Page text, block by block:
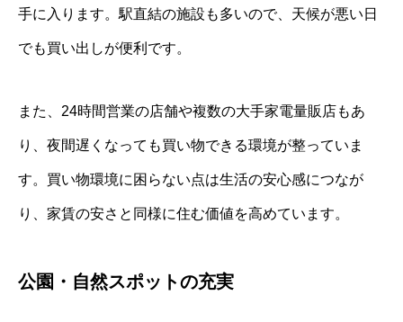
手に入ります。駅直結の施設も多いので、天候が悪い日
でも買い出しが便利です。
また、24時間営業の店舗や複数の大手家電量販店もあ
り、夜間遅くなっても買い物できる環境が整っていま
す。買い物環境に困らない点は生活の安心感につなが
り、家賃の安さと同様に住む価値を高めています。
公園・自然スポットの充実